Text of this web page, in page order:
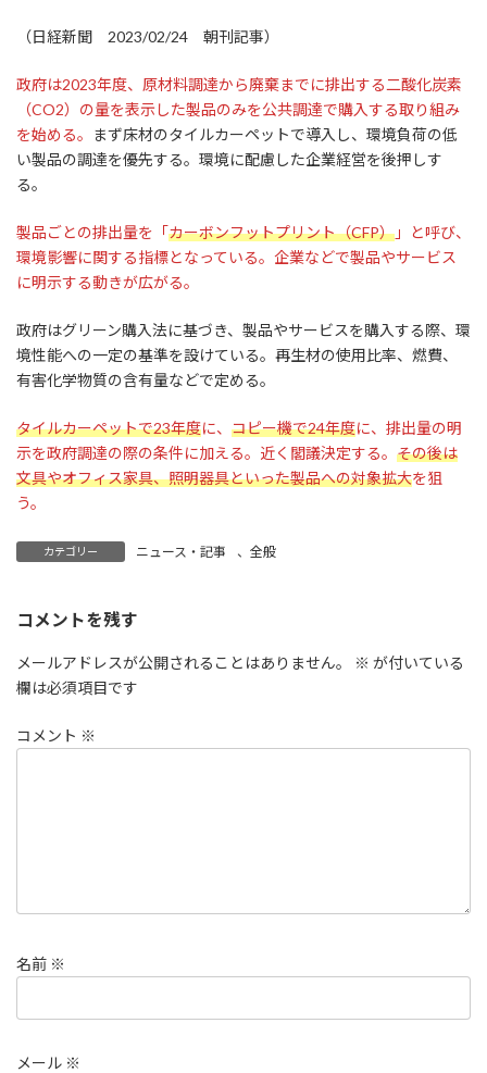
（日経新聞 2023/02/24 朝刊記事）
政府は2023年度、原材料調達から廃棄までに排出する二酸化炭素
（CO2）の量を表示した製品のみを公共調達で購入する取り組み
を始める。
まず床材のタイルカーペットで導入し、環境負荷の低
い製品の調達を優先する。環境に配慮した企業経営を後押しす
る。
製品ごとの排出量を「カーボンフットプリント（CFP） 」と呼び、
環境影響に関する指標となっている。企業などで製品やサービス
に明示する動きが広がる。
政府はグリーン購入法に基づき、製品やサービスを購入する際、環
境性能への一定の基準を設けている。再生材の使用比率、燃費、
有害化学物質の含有量などで定める。
タイルカーペットで23年度に、 コピー機で24年度に、排出量の明
示を政府調達の際の条件に加える。近く閣議決定する。 その後は
文具やオフィス家具、照明器具といった製品への対象拡大を狙
う。
カテゴリー ニュース・記事 、 全般
コメントを残す
メールアドレスが公開されることはありません。 ※ が付いている
欄は必須項目です
コメント ※
名前 ※
メール ※